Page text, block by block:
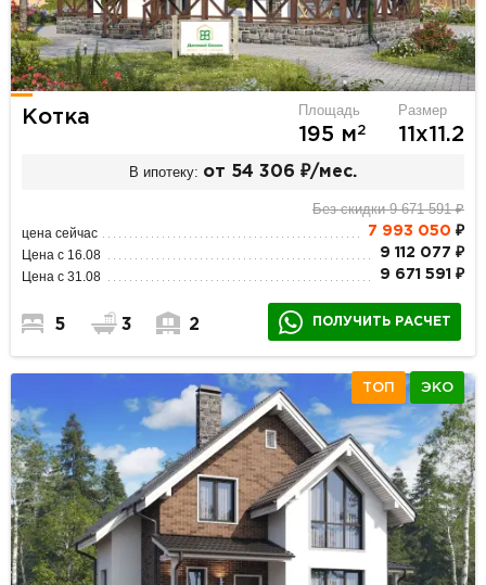
Котка Площадь
195 м2
Размер
11х11.2
В ипотеку: от 54 306 ₽/мес.
Без скидки 9 671 591 ₽
цена сейчас 7 993 050 ₽
Цена с 16.08 9 112 077 ₽
Цена с 31.08 9 671 591 ₽
5 3 2 ПОЛУЧИТЬ РАСЧЕТ
ТОП ЭКО